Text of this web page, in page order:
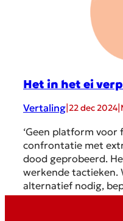
Het in het ei
Vertaling 22 dec 2024
‘Geen platform voor
confrontatie met
dood geprobeerd.
werkende tactieken.
alternatief nodig,